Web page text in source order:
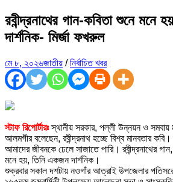
রবীন্দ্রনাথের গান-কবিতা শুনে মনে
দার্শনিক- মির্জা ফখরুল
মে ৮, ২০২৬জাতীয় /নির্বাচিত খবর
স্টাফ রিপোর্টারঃ স্থানীয় সরকার, পল্লী উন্নয়ন ও সমবায়
আলমগীর বলেছেন, রবীন্দ্রনাথ হচ্ছে বিশ্ব মানবতার
আমাদের জীবনকে ঢেলে সাজাতে পারি। রবীন্দ্রনাথের
মনে হয়, তিনি একজন দার্শনিক।
শুক্রবার সকাল দশটায় নওগাঁর আত্রাই উপজেলার পতিসরে